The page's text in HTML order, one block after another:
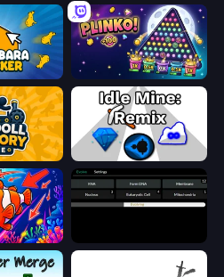
PLINKO!
Idle Idle Mine: Remix